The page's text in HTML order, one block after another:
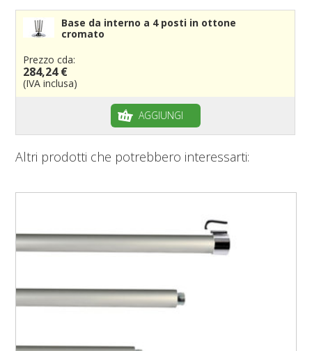
Base da interno a 4 posti in ottone
cromato
Prezzo cda:
284,24 €
(IVA inclusa)
AGGIUNGI
Altri prodotti che potrebbero interessarti: